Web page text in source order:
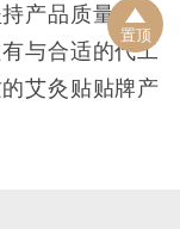
产品质量的控
与合适的代工
艾灸贴贴牌产
置顶